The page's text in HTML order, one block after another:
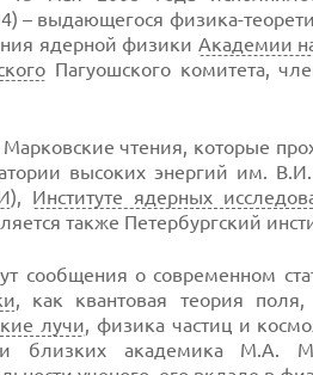
– выдающегося физика-
ядерной физики Академии
Пагуошского комитета,
чтения, которые
высоких энергий им.
), Институте ядерных
также Петербургский
сообщения о современном
, как квантовая теория
лучи, физика частиц и
и близких академика М.А.